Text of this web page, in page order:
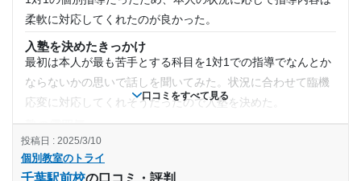
30,001円〜40,000円
目的の達成度
達成
利用詳細
入塾時の学年
中学2年
口コミをすべて見る
柔軟に対応してくれたのが良かった。
入塾を決めたきっかけ
最初は本人が最も苦手とする科目を1対1での指導でなんとか
ならないかの思いで話しを聞いてみた。状況に合わせて臨機
応変に対応してくれそうだったので入塾を決めた。
やや自由
料金
個別教室のトライ
投稿日 : 2025/3/10